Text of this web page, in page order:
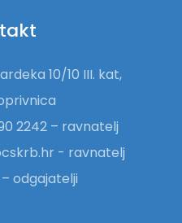
10/10 III. kat,
2242 – ravnatelj
- ravnatelj
odgajatelji